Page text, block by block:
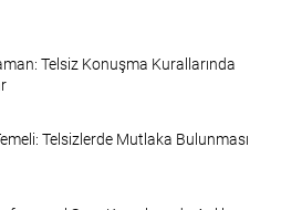
Telsiz Konuşma Kurallarında
Telsizlerde Mutlaka Bulunması